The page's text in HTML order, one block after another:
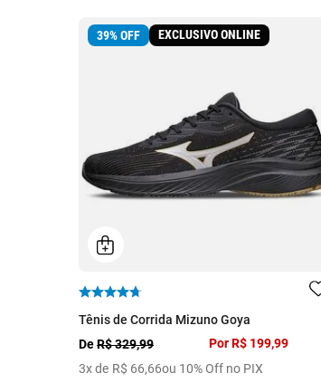
39%OFF EXCLUSIVO ONLINE
Tênis de Corrida Mizuno Goya
DeR$ 329,99
3x de R$ 66,66ou 10% Off no PIX
Por R$ 199,99